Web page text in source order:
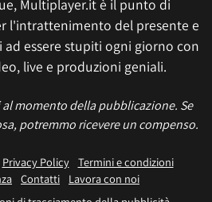
Multiplayer.it è il punto di
l'intrattenimento del presente e
essere stupiti ogni giorno con
live e produzioni geniali.
momento della pubblicazione. Se
potremmo ricevere un compenso.
Privacy Policy
Termini e condizioni
Contatti
Lavora con noi